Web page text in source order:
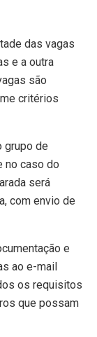
das vagas
e a outra
são
critérios
grupo de
no caso do
será
com envio de
e
ao e-mail
os requisitos
que possam